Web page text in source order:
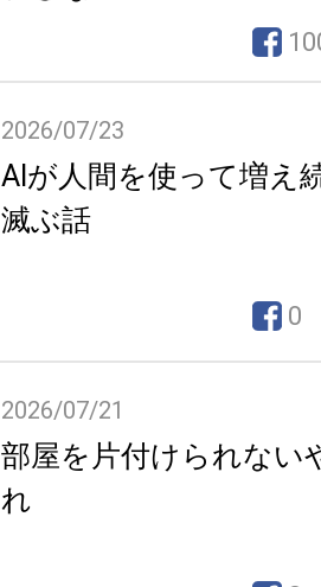
2026/07/23
AIが人間を使って増え
滅ぶ話
0
2026/07/21
部屋を片付けられない
れ